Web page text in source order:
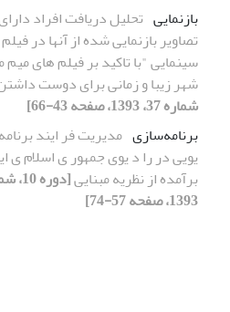
بازنمایی تحلیل دریافت افراد
تصاویر بازنمایی شده از آنها در
سینمایی "با تاکید بر فیلم های میم
شهر زیبا و زمانی برای دوست
شماره 37، 1393، صفحه 43-66]
برنامه‌سازی مدیریت فر ایند
یویی در را د یوی جمهور ی اسلام ی
برآمده از نظریه مبنایی
1393، صفحه 57-74]